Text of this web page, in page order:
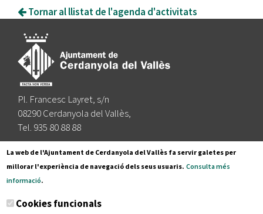
Tornar al llistat de l'agenda d'activitats
Pl. Francesc Layret, s/n
08290 Cerdanyola del Vallès,
Tel. 935 80 88 88
Segueix-nos a:
Subscriu-te al nostre butlletí
La web de l'Ajuntament de Cerdanyola del Vallès fa servir galetes per
millorar l'experiència de navegació dels seus usuaris. Consulta més
informació.
Cookies funcionals